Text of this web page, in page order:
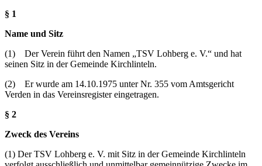
§ 1
Name und Sitz
(1) Der Verein führt den Namen „TSV Lohberg e. V.“ und hat
seinen Sitz in der Gemeinde Kirchlinteln.
(2) Er wurde am 14.10.1975 unter Nr. 355 vom Amtsgericht
Verden in das Vereinsregister eingetragen.
§ 2
Zweck des Vereins
(1) Der TSV Lohberg e. V. mit Sitz in der Gemeinde Kirchlinteln